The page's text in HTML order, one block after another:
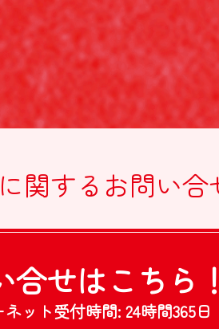
合や、本人以外の第三者の会員登録をした
い場合があります。
明した場合は、ただちに承認を取り消させ
す
報もコピー、又は他へ転用することを禁止い
することなく、変更や中止することがあり
ることなく、一時的に当サイトを中断するこ
きなくなった場合
供ができなくなった場合
必要と判断した場合
延又は中断等が発生したとしても、これに
関する お問い合
合せはこちら！
ネット受付時間: 24時間365日